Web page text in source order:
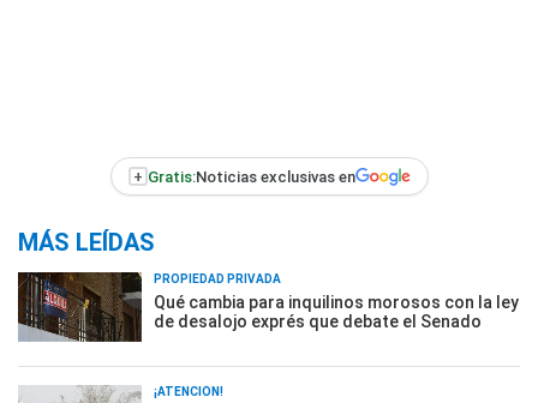
+ Gratis:Noticias exclusivas en
MÁS LEÍDAS
PROPIEDAD PRIVADA
Qué cambia para inquilinos morosos con la ley
de desalojo exprés que debate el Senado
¡ATENCIÓN!